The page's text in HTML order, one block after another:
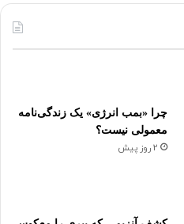
چرا «بمب انرژی» یک زندگی‌نامه
معمولی نیست؟
2 روز پیش